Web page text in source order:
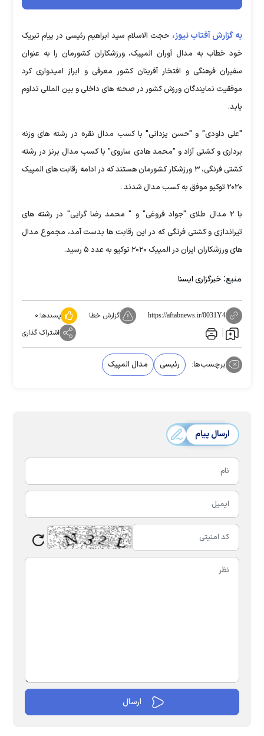
به گزارش آفتاب نیوز، حجت الاسلام سید ابراهیم رئیسی در پیام تبریک
خود خطاب به مدال آوران المپیک، ورزشکاران کشورمان را به عنوان
سفیران فرهنگی و افتخار آفرینان کشور معرفی و ابراز امیدواری کرد
موفقیت نمایندگان ورزش کشور در صحنه های داخلی و بین المللی تداوم
یابد.
"علی داودی" و "حسن یزدانی" با کسب مدال نقره در رشته های وزنه
برداری و کشتی آزاد و "محمد هادی ساروی" با کسب مدال برنز در رشته
کشتی فرنگی، ۳ ورزشکار کشورمان هستند که در ادامه رقابت های المپیک
۲۰۲۰ توکیو موفق به کسب مدال شدند .
با ۲ مدال طلای "جواد فروغی" و " محمد رضا گرایی" در رشته های
تیراندازی و کشتی فرنگی که در این رقابت ها بدست آمد، مجموع مدال
های ورزشکاران ایران در المپیک ۲۰۲۰ توکیو به عدد ۵ رسید.
منبع: خبرگزاری ایسنا
https://aftabnews.ir/0031Y4 گزارش خطا پسندها:۰
اشتراک گذاری
برچسب‌ها: رئیسی مدال المپیک
ارسال پیام